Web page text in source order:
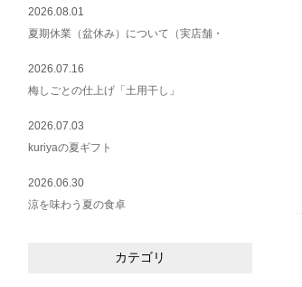
2026.08.01
夏期休業（盆休み）について（実店舗・
2026.07.16
梅しごとの仕上げ「土用干し」
2026.07.03
kuriyaの夏ギフト
2026.06.30
涼を味わう夏の食卓
カテゴリ